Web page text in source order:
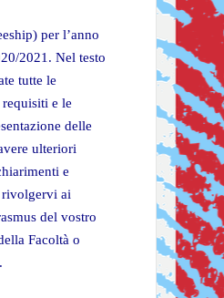
per l’anno
2021. Nel testo
tutte le
e le
delle
ulteriori
e
ai
del vostro
Facoltà o
.